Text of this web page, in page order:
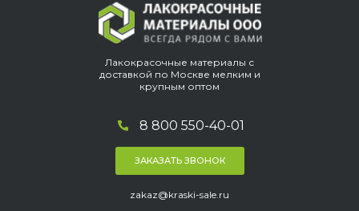
Лакокрасочные материалы с
доставкой по Москве мелким и
крупным оптом
8 800 550-40-01
ЗАКАЗАТЬ ЗВОНОК
zakaz@kraski-sale.ru